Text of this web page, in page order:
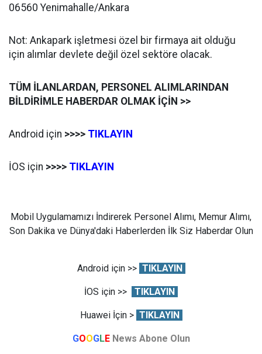
06560 Yenimahalle/Ankara
Not: Ankapark işletmesi özel bir firmaya ait olduğu
için alımlar devlete değil özel sektöre olacak.
TÜM İLANLARDAN, PERSONEL ALIMLARINDAN
BİLDİRİMLE HABERDAR OLMAK İÇİN >>
Android için >>>> TIKLAYIN
İOS için >>>> TIKLAYIN
Mobil Uygulamamızı İndirerek Personel Alımı, Memur Alımı,
Son Dakika ve Dünya'daki Haberlerden İlk Siz Haberdar Olun
Android için >> TIKLAYIN
İOS için >> TIKLAYIN
Huawei İçin > TIKLAYIN
GOOGLE News Abone Olun